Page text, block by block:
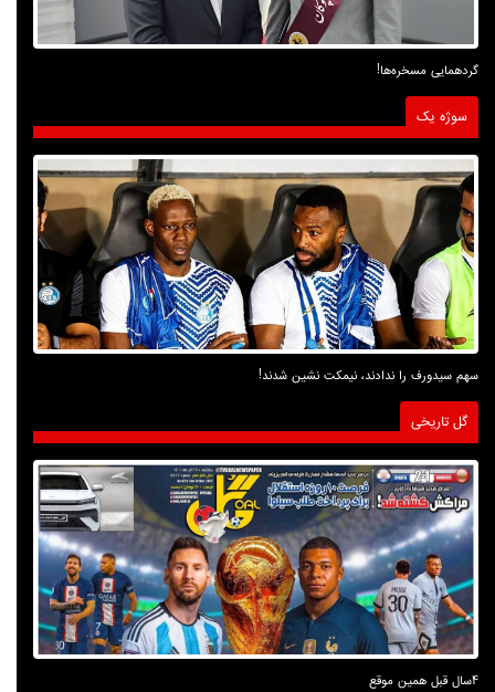
گردهمایی مسخره‌ها!
سوژه یک
سهم سیدورف را ندادند، نیمکت نشین شدند!
گل تاریخی
4سال قبل همین موقع